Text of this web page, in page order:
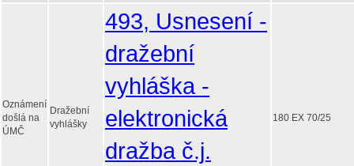
Oznámení
došlá na
ÚMČ
Dražební
vyhlášky
493, Usnesení -
dražební
vyhláška -
elektronická
dražba č.j.
180 EX 70/25